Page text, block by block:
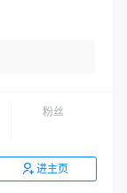
粉丝
进主页